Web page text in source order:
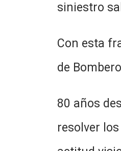
siniestro
Con esta
de
80 años
resolver